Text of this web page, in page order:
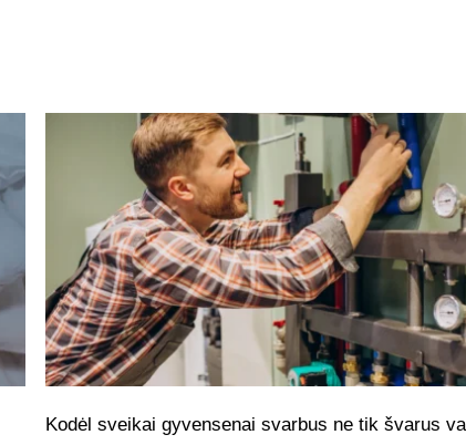
Kodėl sveikai gyvensenai svarbus ne tik švarus